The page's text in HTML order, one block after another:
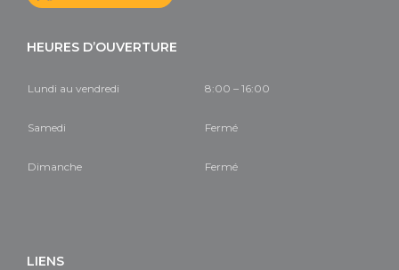
HEURES D’OUVERTURE
Lundi au vendredi 8:00 – 16:00
Samedi Fermé
Dimanche Fermé
LIENS